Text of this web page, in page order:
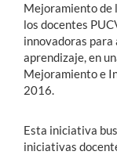
Mejoramiento de
los docentes
innovadoras para
aprendizaje, en
Mejoramiento e
2016.
Esta iniciativa
iniciativas